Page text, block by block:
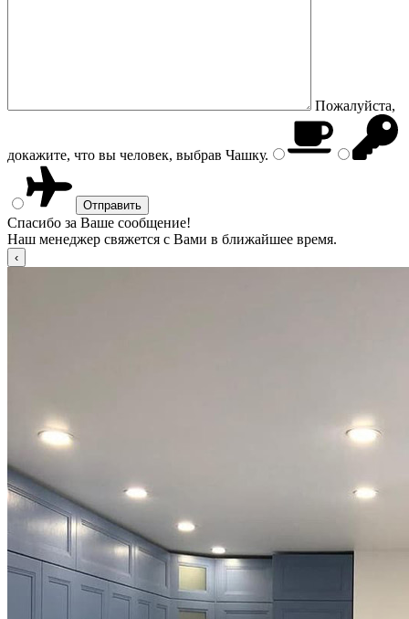
Пожалуйста,
докажите, что вы человек, выбрав Чашку.
Спасибо за Ваше сообщение!
Наш менеджер свяжется с Вами в ближайшее время.